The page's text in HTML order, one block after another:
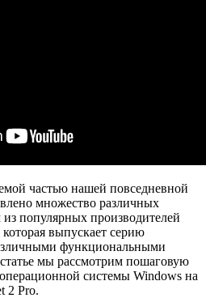
частью нашей повседневной
множество различных
популярных производителей
выпускает серию
функциональными
мы рассмотрим пошаговую
системы Windows на
2 Pro.